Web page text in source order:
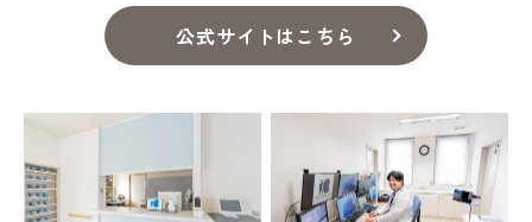
公式サイトはこちら